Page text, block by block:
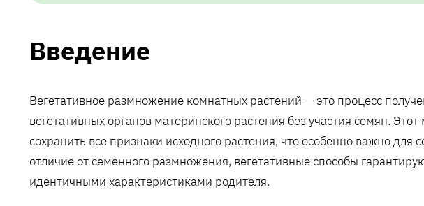
Введение
Вегетативное размножение комнатных растений — это процесс
вегетативных органов материнского растения без участия семян.
сохранить все признаки исходного растения, что особенно важно для
отличие от семенного размножения, вегетативные способы
идентичными характеристиками родителя.